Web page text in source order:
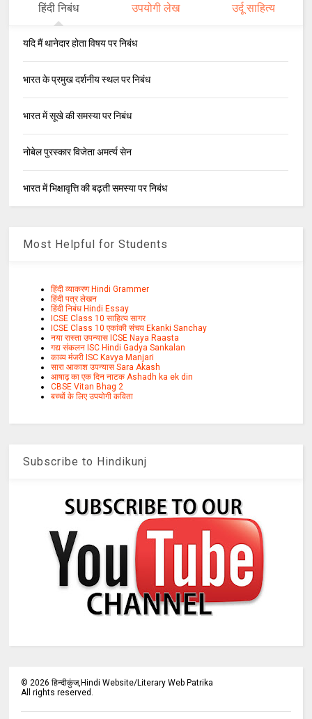
हिंदी निबंध उपयोगी लेख उर्दू साहित्य
यदि मैं थानेदार होता विषय पर निबंध
भारत के प्रमुख दर्शनीय स्थल पर निबंध
भारत में सूखे की समस्या पर निबंध
नोबेल पुरस्कार विजेता अमर्त्य सेन
भारत में भिक्षावृत्ति की बढ़ती समस्या पर निबंध
Most Helpful for Students
हिंदी व्याकरण Hindi Grammer
हिंदी पत्र लेखन
हिंदी निबंध Hindi Essay
ICSE Class 10 साहित्य सागर
ICSE Class 10 एकांकी संचय Ekanki Sanchay
नया रास्ता उपन्यास ICSE Naya Raasta
गद्य संकलन ISC Hindi Gadya Sankalan
काव्य मंजरी ISC Kavya Manjari
सारा आकाश उपन्यास Sara Akash
आषाढ़ का एक दिन नाटक Ashadh ka ek din
CBSE Vitan Bhag 2
बच्चों के लिए उपयोगी कविता
Subscribe to Hindikunj
©2026 हिन्दीकुंज,Hindi Website/Literary Web Patrika
All rights reserved.